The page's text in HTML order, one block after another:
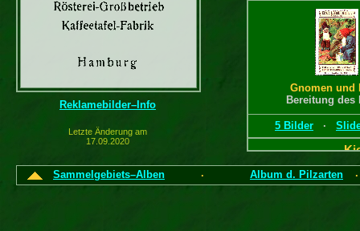
Reklamebilder–Info
Letzte Änderung am
17.09.2020
Gnomen und
Bereitung des
5 Bilder ·
Sammelgebiets–Alben · Album d. Pilzarten